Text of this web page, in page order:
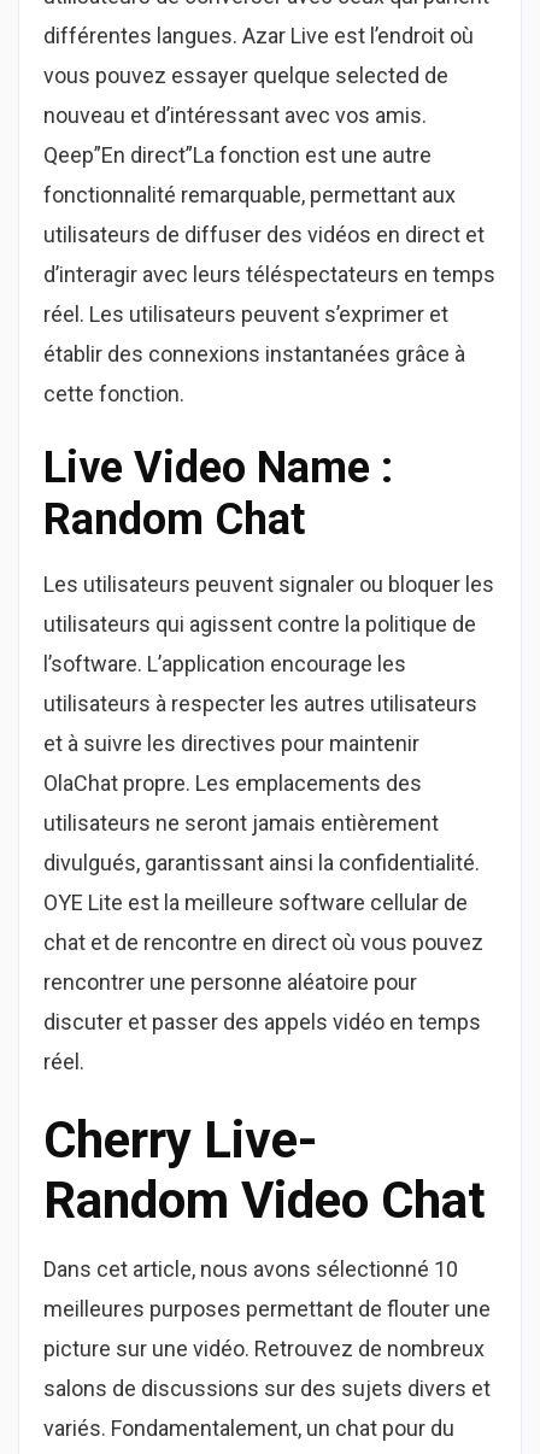
différentes langues. Azar Live est l’endroit où
vous pouvez essayer quelque selected de
nouveau et d’intéressant avec vos amis.
Qeep”En direct”La fonction est une autre
fonctionnalité remarquable, permettant aux
utilisateurs de diffuser des vidéos en direct et
d’interagir avec leurs téléspectateurs en temps
réel. Les utilisateurs peuvent s’exprimer et
établir des connexions instantanées grâce à
cette fonction.
Live Video Name :
Random Chat
Les utilisateurs peuvent signaler ou bloquer les
utilisateurs qui agissent contre la politique de
l’software. L’application encourage les
utilisateurs à respecter les autres utilisateurs
et à suivre les directives pour maintenir
OlaChat propre. Les emplacements des
utilisateurs ne seront jamais entièrement
divulgués, garantissant ainsi la confidentialité.
OYE Lite est la meilleure software cellular de
chat et de rencontre en direct où vous pouvez
rencontrer une personne aléatoire pour
discuter et passer des appels vidéo en temps
réel.
Cherry Live-
Random Video Chat
Dans cet article, nous avons sélectionné 10
meilleures purposes permettant de flouter une
picture sur une vidéo. Retrouvez de nombreux
salons de discussions sur des sujets divers et
variés. Fondamentalement, un chat pour du